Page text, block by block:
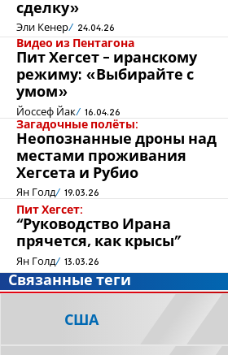
сделку»
Эли Кенер 24.04.26
Видео из Пентагона
Пит Хегсет - иранскому
режиму: «Выбирайте с
умом»
Йоссеф Йак 16.04.26
Загадочные полёты:
Неопознанные дроны над
местами проживания
Хегсета и Рубио
Ян Голд 19.03.26
Пит Хегсет:
“Руководство Ирана
прячется, как крысы"
Ян Голд 13.03.26
Связанные теги
США